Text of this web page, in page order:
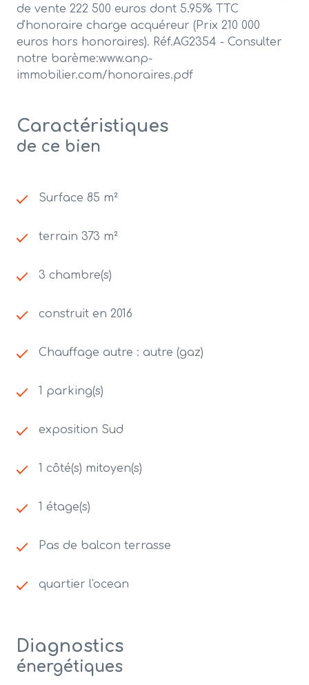
de vente 222 500 euros dont 5.95% TTC
d'honoraire charge acquéreur (Prix 210 000
euros hors honoraires). Réf.AG2354 - Consulter
notre barème:www.anp-
immobilier.com/honoraires.pdf
Caractéristiques
de ce bien
Surface 85 m²
terrain 373 m²
3 chambre(s)
construit en 2016
Chauffage autre : autre (gaz)
1 parking(s)
exposition Sud
1 côté(s) mitoyen(s)
1 étage(s)
Pas de balcon terrasse
quartier l'ocean
Diagnostics
énergétiques